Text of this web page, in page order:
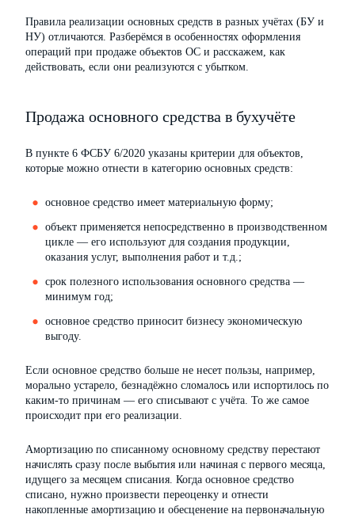
Правила реализации основных средств в разных учётах (БУ и
НУ) отличаются. Разберёмся в особенностях оформления
операций при продаже объектов ОС и расскажем, как
действовать, если они реализуются с убытком.
Продажа основного средства в бухучёте
В пункте 6 ФСБУ 6/2020 указаны критерии для объектов,
которые можно отнести в категорию основных средств:
основное средство имеет материальную форму;
объект применяется непосредственно в производственном
цикле — его используют для создания продукции,
оказания услуг, выполнения работ и т.д.;
срок полезного использования основного средства —
минимум год;
основное средство приносит бизнесу экономическую
выгоду.
Если основное средство больше не несет пользы, например,
морально устарело, безнадёжно сломалось или испортилось по
каким-то причинам — его списывают с учёта. То же самое
происходит при его реализации.
Амортизацию по списанному основному средству перестают
начислять сразу после выбытия или начиная с первого месяца,
идущего за месяцем списания. Когда основное средство
списано, нужно произвести переоценку и отнести
накопленные амортизацию и обесценение на первоначальную